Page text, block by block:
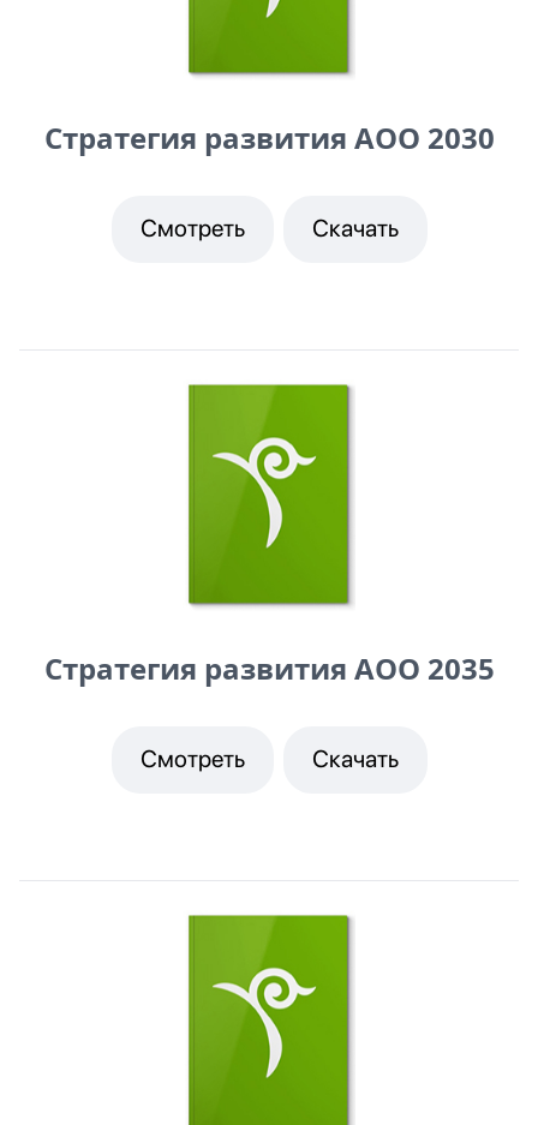
Стратегия развития АОО 2030
Смотреть Скачать
Стратегия развития АОО 2035
Смотреть Скачать